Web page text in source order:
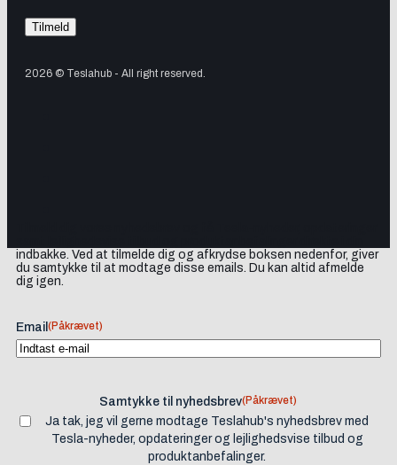
2026 © Teslahub - All right reserved.
indbakke. Ved at tilmelde dig og afkrydse boksen nedenfor, giver
du samtykke til at modtage disse emails. Du kan altid afmelde
dig igen.
Email (Påkrævet)
Samtykke til nyhedsbrev(Påkrævet)
Ja tak, jeg vil gerne modtage Teslahub's nyhedsbrev med
Tesla-nyheder, opdateringer og lejlighedsvise tilbud og
produktanbefalinger.